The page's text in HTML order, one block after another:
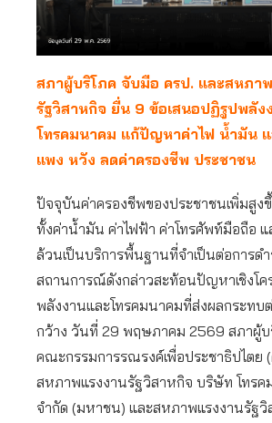
สภาผู้บริโภค จับมือ ครป. และสหภา
รัฐวิสาหกิจ ยื่น 9 ข้อเสนอปฏิรูปพลัง
โทรคมนาคม แก้ปัญหาค่าไฟ น้ำมัน แ
แพง หวัง ลดค่าครองชีพ ประชาชน
ปัจจุบันค่าครองชีพของประชาชนเพิ่มสูง
ทั้งค่าน้ำมัน ค่าไฟฟ้า ค่าโทรศัพท์มือถือ แ
ล้วนเป็นบริการพื้นฐานที่จำเป็นต่อการด
สถานการณ์ดังกล่าวสะท้อนปัญหาเชิงโค
พลังงานและโทรคมนาคมที่ส่งผลกระทบ
กว้าง วันที่ 29 พฤษภาคม 2569 สภาผู้บ
คณะกรรมการรณรงค์เพื่อประชาธิปไตย
สหภาพแรงงานรัฐวิสาหกิจ บริษัท โทรค
จำกัด (มหาชน) และสหภาพแรงงานรัฐวิ